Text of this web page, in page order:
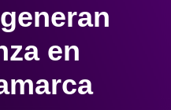
en